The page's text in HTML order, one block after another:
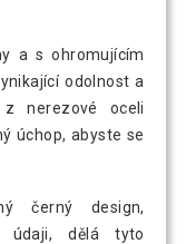
a s ohromujícím
odolnost a
nerezové oceli
úchop, abyste se
černý design,
údaji, dělá tyto